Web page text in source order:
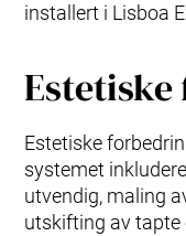
installert i Lisboa
Estetiske
systemet
utvendig, maling
utskifting av tapte